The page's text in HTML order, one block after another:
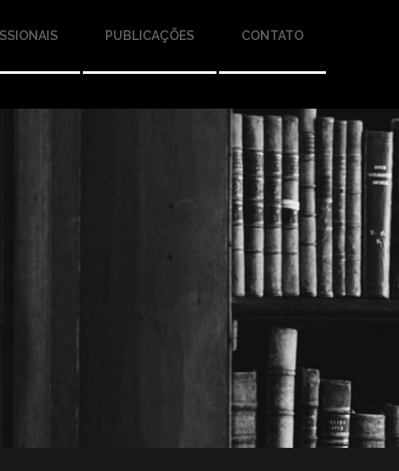
PUBLICAÇÕES CONTATO